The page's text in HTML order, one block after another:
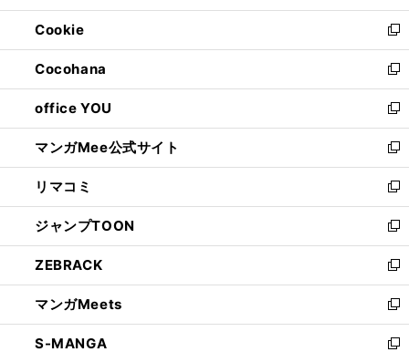
開
く
ウ
で
開
く
ン
ド
ウ
で
開
く
ウ
ィ
ン
ド
ウ
で
開
く
Cookie
新
し
い
ウ
ィ
ン
ド
ウ
で
開
く
Cocohana
新
し
い
ウ
ィ
ン
ド
ウ
で
開
く
office YOU
新
し
い
ウ
ィ
ン
ド
ウ
で
開
く
マンガMee公式サイト
新
し
い
ウ
ィ
ン
ド
ウ
で
開
く
リマコミ
新
し
い
ウ
ィ
ン
ド
ウ
で
ジャンプTOON
新
し
い
ウ
ィ
ン
ド
ZEBRACK
新
し
い
ウ
ィ
マンガMeets
新
し
い
S-MANGA
新